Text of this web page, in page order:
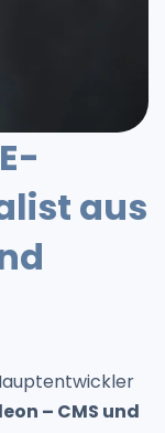
aus
– CMS und